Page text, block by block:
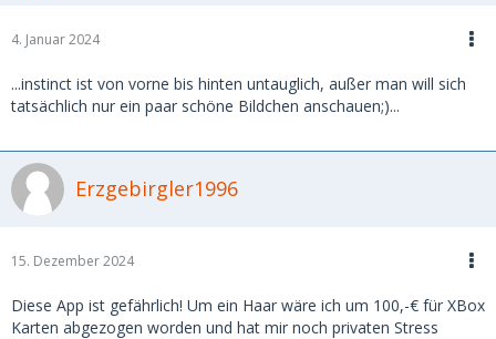
4. Januar 2024
...instinct ist von vorne bis hinten untauglich, außer man will sich
tatsächlich nur ein paar schöne Bildchen anschauen;)...
Erzgebirgler1996
15. Dezember 2024
Diese App ist gefährlich! Um ein Haar wäre ich um 100,-€ für XBox
Karten abgezogen worden und hat mir noch privaten Stress